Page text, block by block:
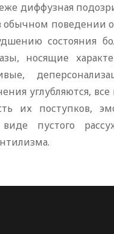
диффузная
обычном поведении
состояния
носящие
углубляются,
их поступков,
пустого